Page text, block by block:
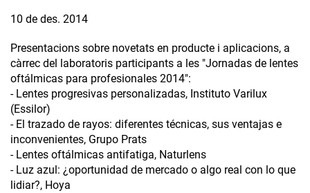
10 de des. 2014
Presentacions sobre novetats en producte i aplicacions, a
càrrec del laboratoris participants a les "Jornadas de lentes
oftálmicas para profesionales 2014":
- Lentes progresivas personalizadas, Instituto Varilux
(Essilor)
- El trazado de rayos: diferentes técnicas, sus ventajas e
inconvenientes, Grupo Prats
- Lentes oftálmicas antifatiga, Naturlens
- Luz azul: ¿oportunidad de mercado o algo real con lo que
lidiar?, Hoya